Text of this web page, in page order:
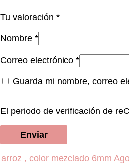
Tu valoración *
Nombre *
Correo electrónico *
Guarda mi nombre, correo
El periodo de verificación de